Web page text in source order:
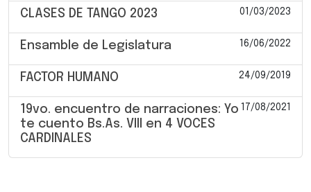
CLASES DE TANGO 2023 01/03/2023
Ensamble de Legislatura 16/06/2022
FACTOR HUMANO 24/09/2019
19vo. encuentro de narraciones: Yo
te cuento Bs.As. VIII en 4 VOCES
CARDINALES
17/08/2021